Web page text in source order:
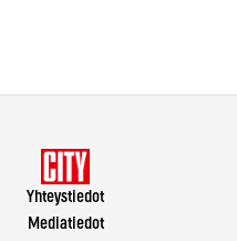
Yhteystiedot
Mediatiedot